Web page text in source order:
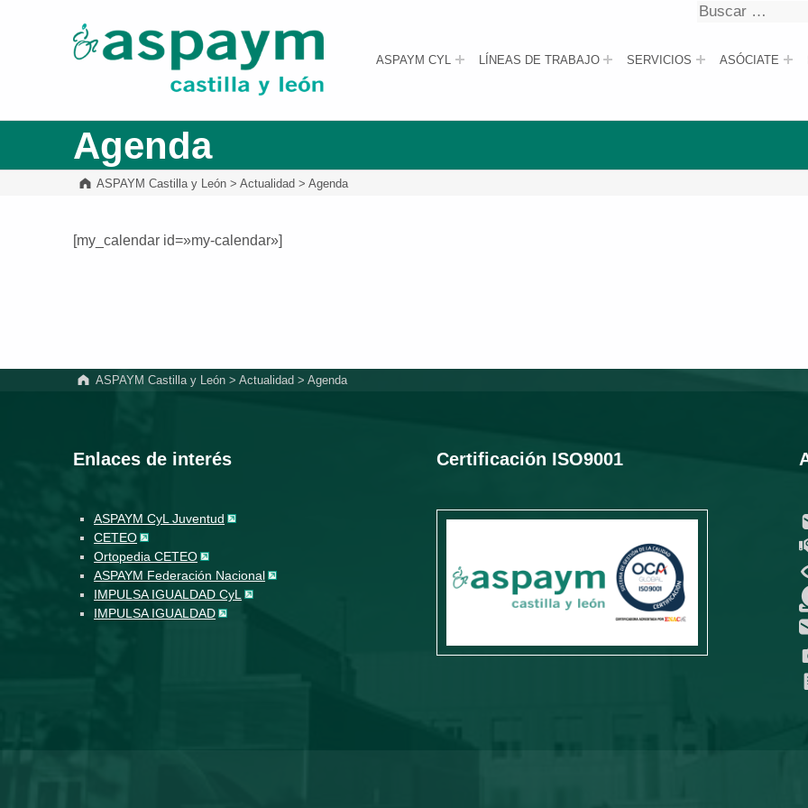
ASPAYM Castilla y León
ASPAYM CYL LÍNEAS DE TRABAJO SERVICIOS ASÓCIATE
Buscar
Agenda
ASPAYM Castilla y León >Actualidad >Agenda
[my_calendar id=»my-calendar»]
ASPAYM Castilla y León> Actualidad > Agenda
Enlaces de interés
ASPAYM CyL Juventud
CETEO
Ortopedia CETEO
ASPAYM Federación Nacional
IMPULSA IGUALDAD CyL
IMPULSA IGUALDAD
Certificación ISO9001